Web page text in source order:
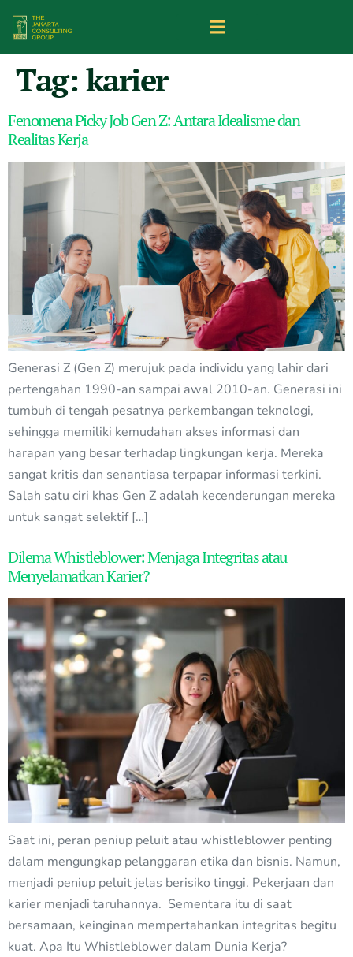
Tag: karier
Fenomena Picky Job Gen Z: Antara Idealisme dan
Realitas Kerja
Generasi Z (Gen Z) merujuk pada individu yang lahir dari
pertengahan 1990-an sampai awal 2010-an. Generasi ini
tumbuh di tengah pesatnya perkembangan teknologi,
sehingga memiliki kemudahan akses informasi dan
harapan yang besar terhadap lingkungan kerja. Mereka
sangat kritis dan senantiasa terpapar informasi terkini.
Salah satu ciri khas Gen Z adalah kecenderungan mereka
untuk sangat selektif […]
Dilema Whistleblower: Menjaga Integritas atau
Menyelamatkan Karier?
Saat ini, peran peniup peluit atau whistleblower penting
dalam mengungkap pelanggaran etika dan bisnis. Namun,
menjadi peniup peluit jelas berisiko tinggi. Pekerjaan dan
karier menjadi taruhannya. Sementara itu di saat
bersamaan, keinginan mempertahankan integritas begitu
kuat. Apa Itu Whistleblower dalam Dunia Kerja?